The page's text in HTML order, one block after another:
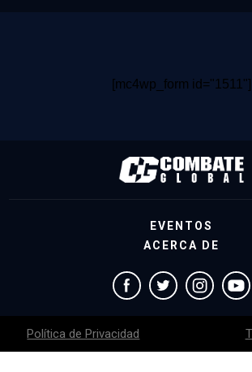
[mc4wp_form id="1511"]
EVENTOS
ACERCA DE
Política de Privacidad